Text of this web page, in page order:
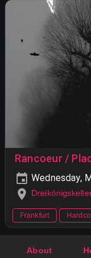
Rancoeur /
Wednesday,
Frankfurt
About